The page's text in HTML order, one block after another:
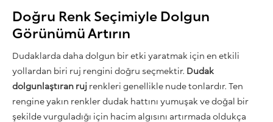
Doğru Renk Seçimiyle Dolgun
Görünümü Artırın
Dudaklarda daha dolgun bir etki yaratmak için en etkili
yollardan biri ruj rengini doğru seçmektir. Dudak
dolgunlaştıran ruj renkleri genellikle nude tonlardır. Ten
rengine yakın renkler dudak hattını yumuşak ve doğal bir
şekilde vurguladığı için hacim algısını artırmada oldukça